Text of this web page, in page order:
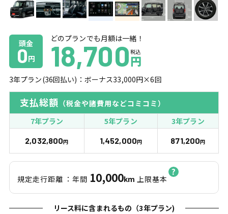
頭金
0円
どのプランでも月額は一緒！
18,700 税込
円
3年プラン(36回払い)：ボーナス33,000円×6回
支払総額 （税金や諸費用などコミコミ）
7年プラン
5年プラン 3年プラン
2,032,800円 1,452,000円 871,200円
規定走行距離 ：年間 10,000km 上限基本
リース料に含まれるもの（3年プラン)